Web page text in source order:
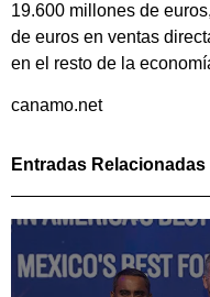
19.600 millones de
de euros en ventas
en el resto de la
canamo.net
Entradas Relacionadas